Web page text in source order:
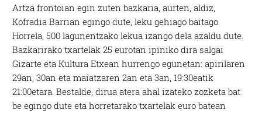
Artza frontoian egin zuten bazkaria, aurten, aldiz,
Kofradia Barrian egingo dute, leku gehiago baitago.
Horrela, 500 lagunentzako lekua izango dela azaldu dute.
Bazkarirako txartelak 25 eurotan ipiniko dira salgai
Gizarte eta Kultura Etxean hurrengo egunetan: apirilaren
29an, 30an eta maiatzaren 2an eta 3an, 19:30eatik
21:00etara. Bestalde, dirua atera ahal izateko zozketa bat
be egingo dute eta horretarako txartelak euro batean